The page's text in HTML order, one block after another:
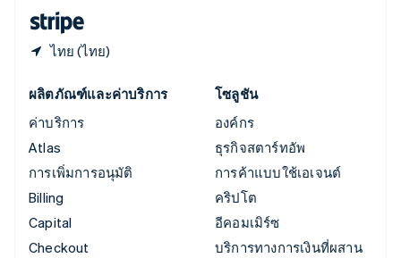
ไทย (ไทย)
ผลิตภัณฑ์และค่าบริการ
ค่าบริการ
Atlas
การเพิ่มการอนุมัติ
Billing
Capital
Checkout
โซลูชัน
องค์กร
ธุรกิจสตาร์ทอัพ
การค้าแบบใช้เอเจนต์
คริปโต
อีคอมเมิร์ซ
บริการทางการเงินที่ผสาน